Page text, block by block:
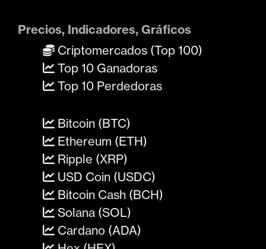
Precios, Indicadores, Gráficos
Criptomercados (Top 100)
Top 10 Ganadoras
Top 10 Perdedoras
Bitcoin (BTC)
Ethereum (ETH)
Ripple (XRP)
USD Coin (USDC)
Bitcoin Cash (BCH)
Solana (SOL)
Cardano (ADA)